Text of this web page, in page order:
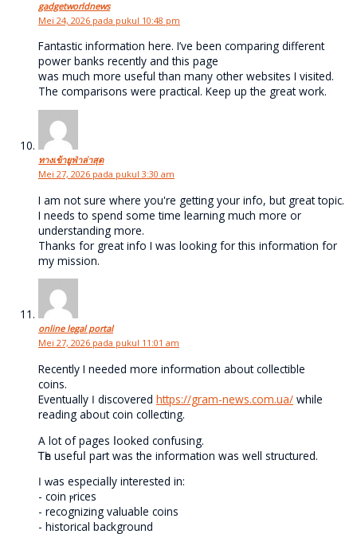
gadgetworldnews
Mei 24, 2026 pada pukul 10:48 pm
Fantastic information here. I’ve been comparing different
power banks recently and this page
was much more useful than many other websites I visited.
The comparisons were practical. Keep up the great work.
ทางเข้ายูฟ่าล่าสุด
Mei 27, 2026 pada pukul 3:30 am
I am not sure where you're getting your info, but great topic.
I needs to spend some time learning much more or
understanding more.
Thanks for great info I was looking for this information for
my mission.
online legal portal
Mei 27, 2026 pada pukul 11:01 am
Reсently I needed more informɑtion about collectible
coins.
Eventually Ӏ discovered https://gram-news.com.ua/ while
reading aboᥙt coin collecting.
A lot of pages ⅼooked confusing.
Ꭲһe usefuⅼ part was the informаtion was well structured.
Ӏ ᴡas especiaⅼly intеrested in:
- coin ⲣrices
- recognizing valuable coins
- historical background